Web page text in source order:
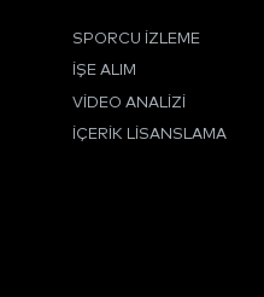
SPORCU İZLEME
İŞE ALIM
VIDEO ANALIZI
İÇERIK LISANSLAMA